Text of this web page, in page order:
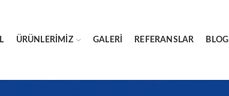
ÜRÜNLERIMIZ GALERI REFERANSLAR BLOG